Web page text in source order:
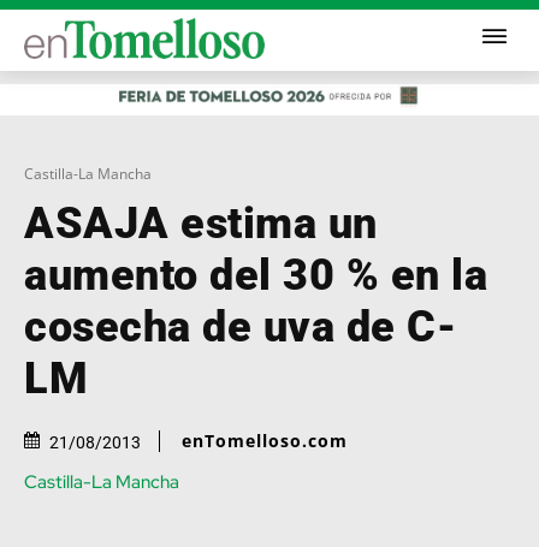
Castilla-La Mancha
ASAJA estima un
aumento del 30 % en la
cosecha de uva de C-
LM
21/08/2013 enTomelloso.com
Castilla-La Mancha